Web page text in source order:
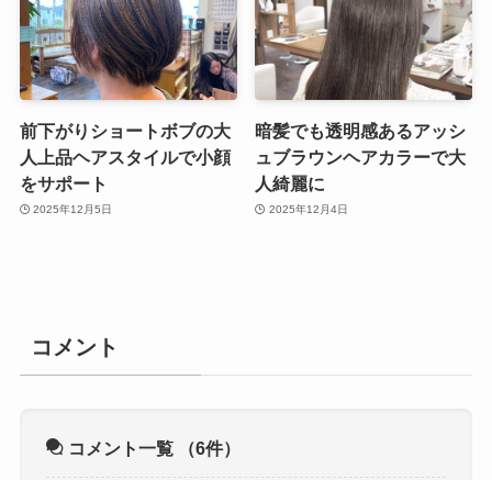
前下がりショートボブの大
人上品ヘアスタイルで小顔
をサポート
2025年12月5日
暗髪でも透明感あるアッシ
ュブラウンヘアカラーで大
人綺麗に
2025年12月4日
コメント
コメント一覧 （6件）